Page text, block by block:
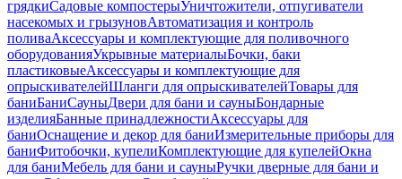
грядкиСадовые компостерыУничтожители, отпугиватели
насекомых и грызуновАвтоматизация и контроль
поливаАксессуары и комплектующие для поливочного
оборудованияУкрывные материалыБочки, баки
пластиковыеАксессуары и комплектующие для
опрыскивателейШланги для опрыскивателейТовары для
баниБаниСауныДвери для бани и сауныБондарные
изделияБанные принадлежностиАксессуары для
баниОснащение и декор для баниИзмерительные приборы для
баниФитобочки, купелиКомплектующие для купелейОкна
для баниМебель для бани и сауныРучки дверные для бани и